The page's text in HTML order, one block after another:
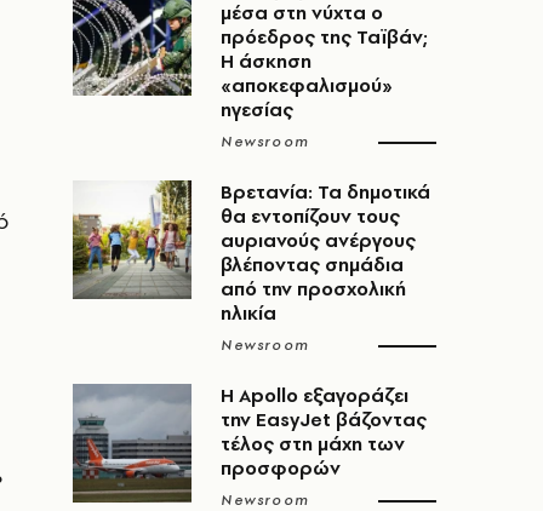
μέσα στη νύχτα ο
πρόεδρος της Ταϊβάν;
Η άσκηση
«αποκεφαλισμού»
ηγεσίας
Newsroom
Βρετανία: Τα δημοτικά
θα εντοπίζουν τους
αυριανούς ανέργους
βλέποντας σημάδια
από την προσχολική
ηλικία
Newsroom
Η Apollo εξαγοράζει
την EasyJet βάζοντας
τέλος στη μάχη των
προσφορών
Newsroom